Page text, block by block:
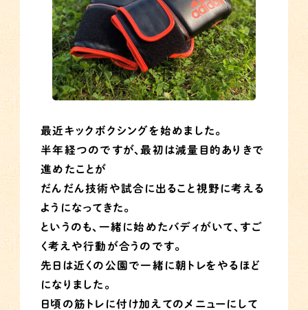
最近キックボクシングを始めました。
半年経つのですが、最初は減量目的ありきで
進めたことが
だんだん技術や試合に出ること視野に考える
ようになってきた。
というのも、一緒に始めたバディがいて、すご
く考えや行動が合うのです。
先日は近くの公園で一緒に朝トレをやるほど
になりました。
日頃の筋トレに付け加えてのメニューにして